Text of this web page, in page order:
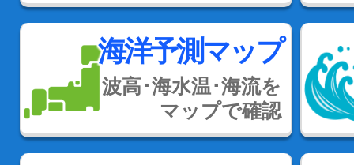
海洋予測マップ
波高･海水温･海流を
マップで確認